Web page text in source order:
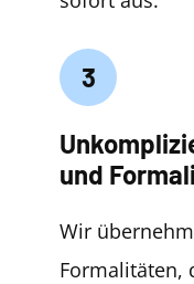
3
und
Wir
Formalitäten,